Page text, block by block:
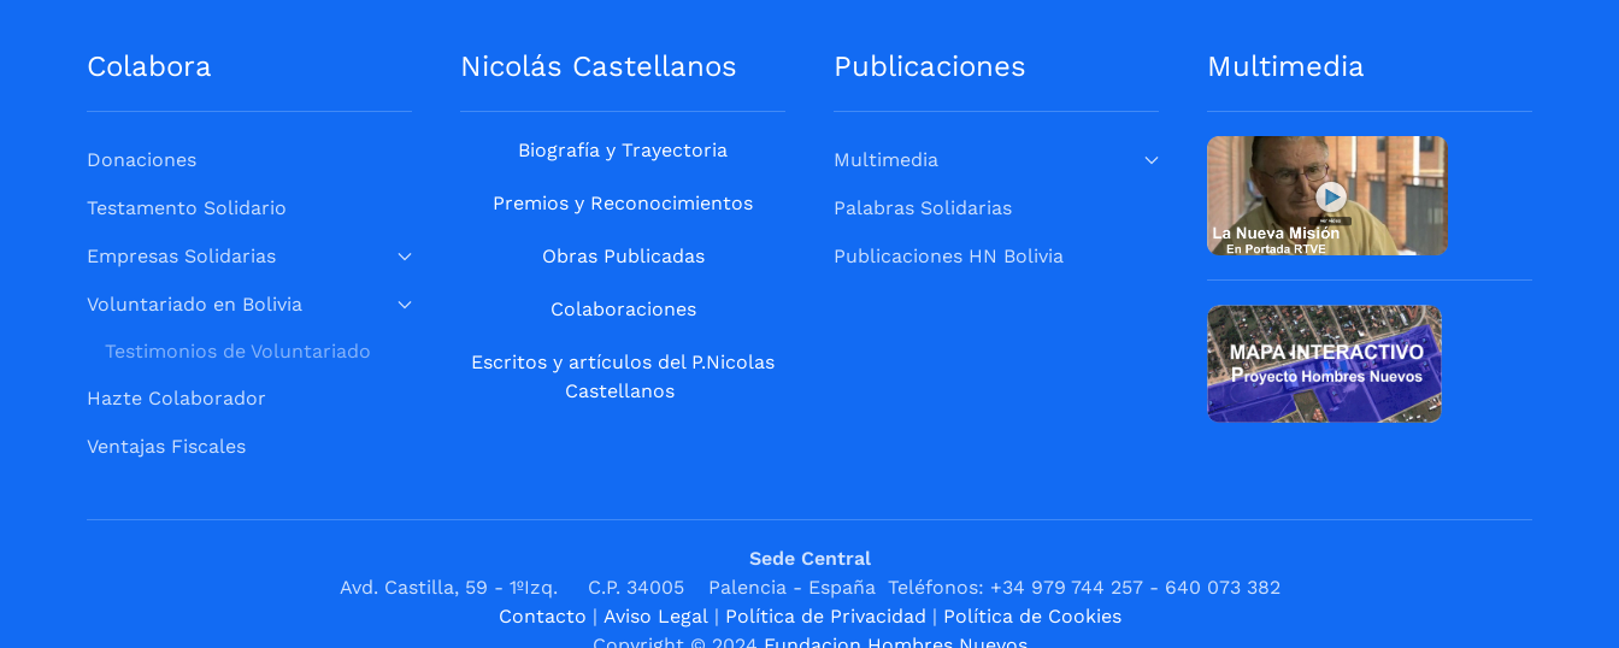
Colabora
Donaciones
Testamento Solidario
Empresas Solidarias
Voluntariado en Bolivia
Testimonios de Voluntariado
Hazte Colaborador
Ventajas Fiscales
Nicolás Castellanos
Biografía y Trayectoria
Premios y Reconocimientos
Obras Publicadas
Colaboraciones
Escritos y artículos del P.Nicolas
Castellanos
Publicaciones
Multimedia
Palabras Solidarias
Publicaciones HN Bolivia
Multimedia
Sede Central
Avd. Castilla, 59 - 1ºIzq. C.P. 34005 Palencia - España Teléfonos: +34 979 744 257 - 640 073 382
Contacto | Aviso Legal | Política de Privacidad | Política de Cookies